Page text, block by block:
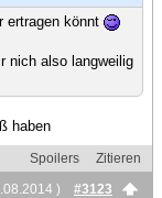
ertragen könnt
nich also langweilig
haben
Spoilers
Zitieren
)
#3123